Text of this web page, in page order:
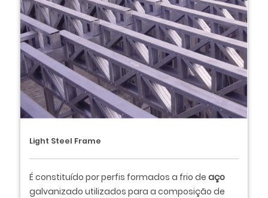
Light Steel Frame
É constituído por perfis formados a frio deaço
galvanizado utilizados para a composição de